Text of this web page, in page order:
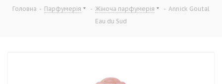
Головна - Парфумерія - Жіноча парфумерія - Annick Goutal
Eau du Sud